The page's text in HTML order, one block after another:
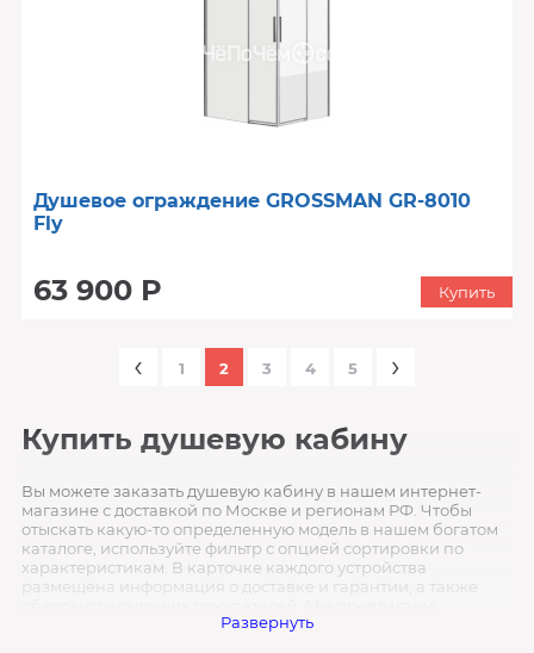
Душевое ограждение GROSSMAN GR-8010
Fly
63 900 Р Купить
‹ 1 2 3 4 5 ›
Купить душевую кабину
Вы можете заказать душевую кабину в нашем интернет-
магазине с доставкой по Москве и регионам РФ. Чтобы
отыскать какую-то определенную модель в нашем богатом
каталоге, используйте фильтр с опцией сортировки по
характеристикам. В карточке каждого устройства
размещена информация о доставке и гарантии, а также
Развернуть